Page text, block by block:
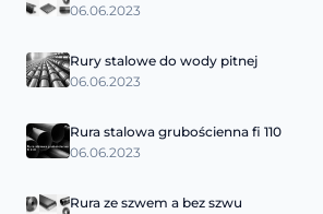
06.06.2023
Rury stalowe do wody pitnej
06.06.2023
Rura stalowa grubościenna fi 110
06.06.2023
Rura ze szwem a bez szwu